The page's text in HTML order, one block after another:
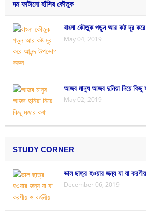
দম ফাটানো হাঁসির কৌতুক
বাংলা কৌতুক পড়ুন আর কষ্ট দূর
May 04, 2019
আজব মানুষ আজব দুনিয়া নিয়ে কিছু
May 02, 2019
STUDY CORNER
ভাল ছাত্র হওয়ার জন্য যা যা
December 06, 2019